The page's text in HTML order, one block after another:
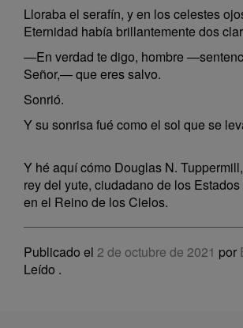
Lloraba el serafín, y en los celestes
Eternidad había brillantemente dos
—En verdad te digo, hombre
Señor,— que eres salvo.
Sonrió.
Y su sonrisa fué como el sol que se
Y hé aquí cómo Douglas N.
rey del yute, ciudadano de los
en el Reino de los Cielos.
Publicado el 2 de octubre de 2021 por
Leído .